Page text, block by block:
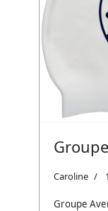
Caroline
Groupe